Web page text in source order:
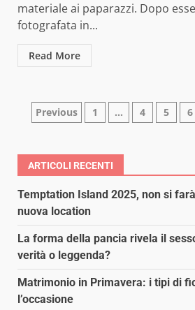
materiale ai paparazzi. Dopo
fotografata in...
Read More
Paginazione
articoli
Previous 1 … 4 5 6
ARTICOLI RECENTI
Temptation Island 2025, non si
nuova location
La forma della pancia rivela il
verità o leggenda?
Matrimonio in Primavera: i tipi di
l’occasione